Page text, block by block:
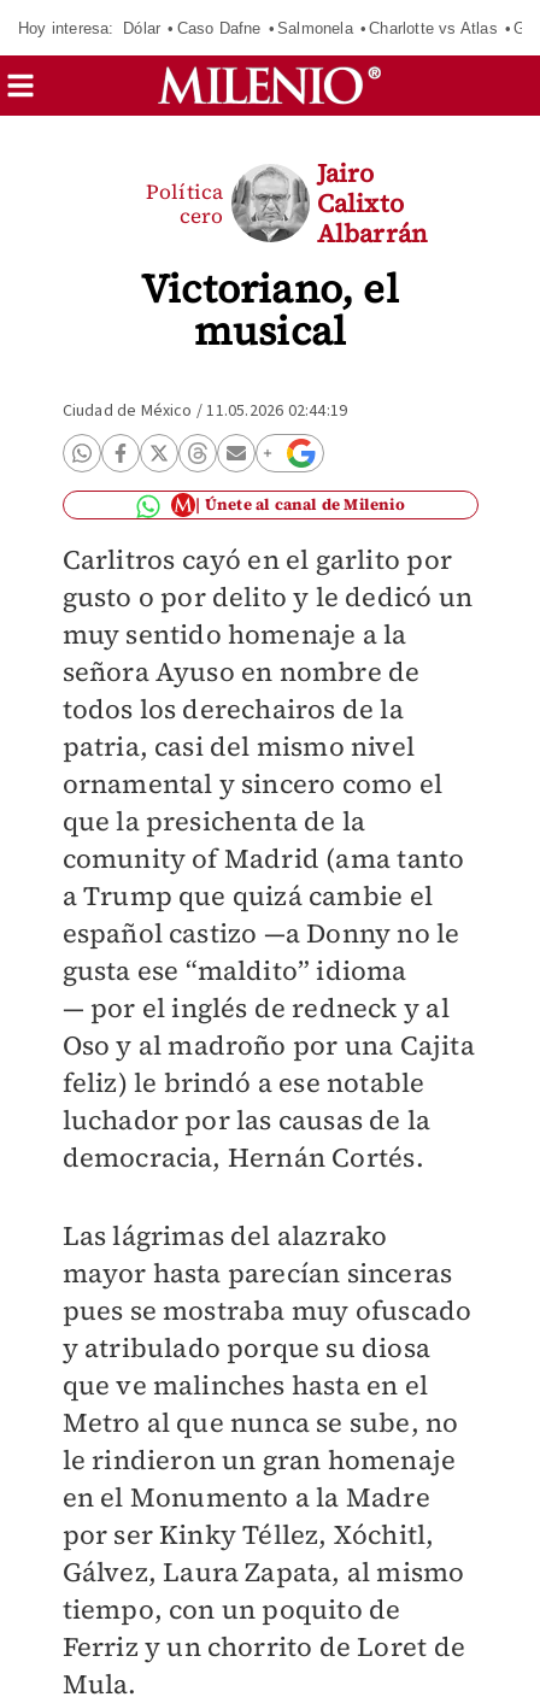
Hoy interesa: Dólar Caso Dafne Salmonela Charlotte vs Atlas
Victoriano, el
musical
Política
cero
Jairo
Calixto
Albarrán
Ciudad de México /11.05.2026 02:44:19
Únete al canal de Milenio
Carlitros cayó en el garlito por
gusto o por delito y le dedicó un
muy sentido homenaje a la
señora Ayuso en nombre de
todos los derechairos de la
patria, casi del mismo nivel
ornamental y sincero como el
que la presichenta de la
comunity of Madrid (ama tanto
a Trump que quizá cambie el
español castizo —a Donny no le
gusta ese “maldito” idioma
— por el inglés de redneck y al
Oso y al madroño por una Cajita
feliz) le brindó a ese notable
luchador por las causas de la
democracia, Hernán Cortés.
Las lágrimas del alazrako
mayor hasta parecían sinceras
pues se mostraba muy ofuscado
y atribulado porque su diosa
que ve malinches hasta en el
Metro al que nunca se sube, no
le rindieron un gran homenaje
en el Monumento a la Madre
por ser Kinky Téllez, Xóchitl,
Gálvez, Laura Zapata, al mismo
tiempo, con un poquito de
Ferriz y un chorrito de Loret de
Mula.